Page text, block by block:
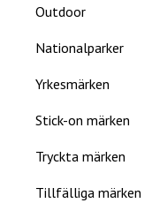
Outdoor
Nationalparker
Yrkesmärken
Stick-on märken
Tryckta märken
Tillfälliga märken